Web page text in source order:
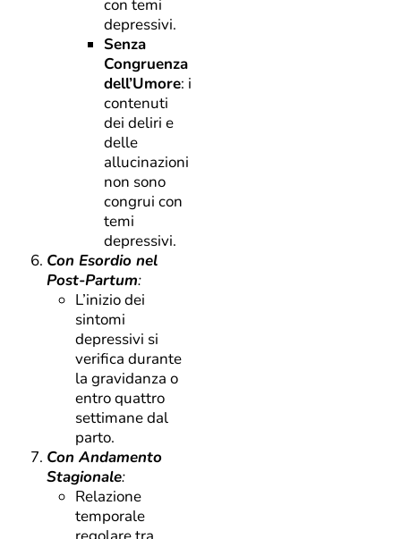
con temi
depressivi.
Senza
Congruenza
dell’Umore: i
contenuti
dei deliri e
delle
allucinazioni
non sono
congrui con
temi
depressivi.
Con Esordio nel
Post-Partum:
L’inizio dei
sintomi
depressivi si
verifica durante
la gravidanza o
entro quattro
settimane dal
parto.
Con Andamento
Stagionale:
Relazione
temporale